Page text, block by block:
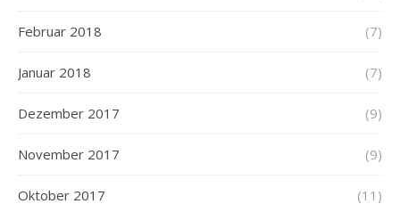
Februar 2018 (7)
Januar 2018 (7)
Dezember 2017 (9)
November 2017 (9)
Oktober 2017 (11)